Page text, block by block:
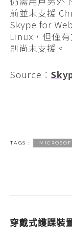
前並未支援
Skype for
Linux，但僅
則尚未支援。
Source：
TAGS :
穿戴式護踝裝